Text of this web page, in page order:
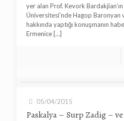
yer alan Prof. Kevork
Üniversitesi’nde Hagop Baronyan
hakkında yaptığı konuşmanın
Ermenice[…]
05/04/2015
Paskalya – Surp Zadig –